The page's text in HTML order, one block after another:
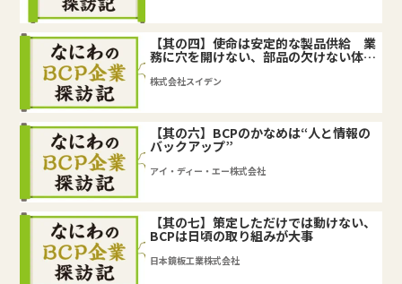
【其の四】使命は安定的な製品供給 業
務に穴を開けない、部品の欠けない体制
株式会社スイデン
【其の六】BCPのかなめは“人と情報の
バックアップ”
アイ・ディー・エー株式会社
【其の七】策定しただけでは動けない、
BCPは日頃の取り組みが大事
日本鏡板工業株式会社